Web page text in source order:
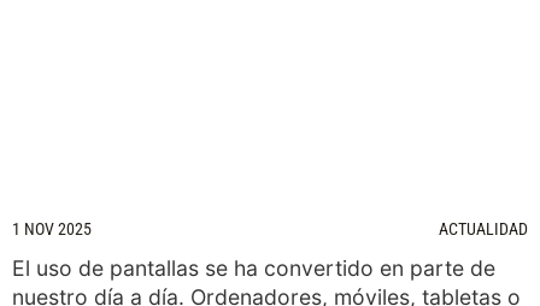
1 NOV 2025 ACTUALIDAD
El uso de pantallas se ha convertido en parte de
nuestro día a día. Ordenadores, móviles, tabletas o